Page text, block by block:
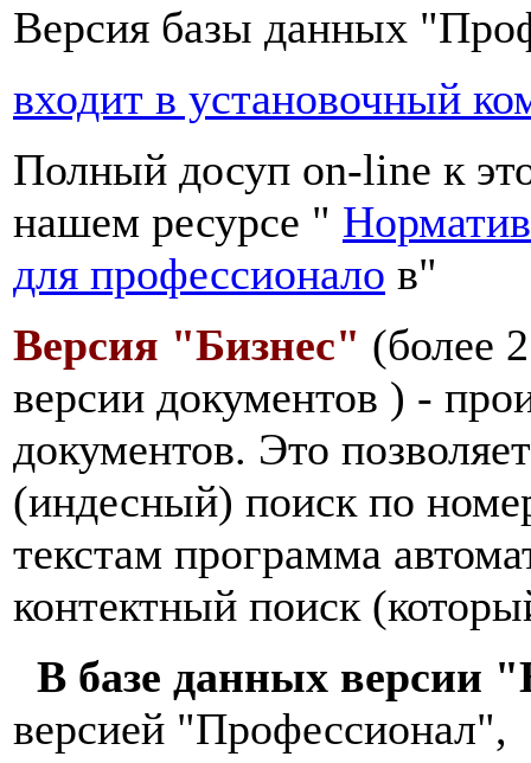
Версия базы данных
входит в установочный
Полный досуп on-line к
нашем ресурсе "
для профессионало в"
Версия "Бизнес" (более
версии документов ) -
документов. Это
(индесный) поиск по
текстам программа
контектный поиск
В базе данных версии
версией "Професcионал",